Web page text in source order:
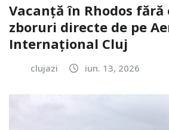
Vacanță în Rhodos fără
zboruri directe de pe
Internațional Cluj
clujazi iun. 13, 2026